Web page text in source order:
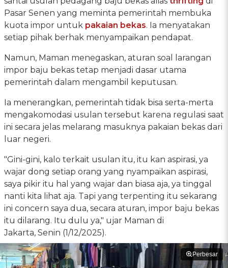
Pasar Senen yang meminta pemerintah membuka
kuota impor untuk pakaian bekas. Ia menyatakan
setiap pihak berhak menyampaikan pendapat.
Namun, Maman menegaskan, aturan soal larangan
impor baju bekas tetap menjadi dasar utama
pemerintah dalam mengambil keputusan.
Ia menerangkan, pemerintah tidak bisa serta-merta
mengakomodasi usulan tersebut karena regulasi saat
ini secara jelas melarang masuknya pakaian bekas dari
luar negeri.
"Gini-gini, kalo terkait usulan itu, itu kan aspirasi, ya
wajar dong setiap orang yang nyampaikan aspirasi,
saya pikir itu hal yang wajar dan biasa aja, ya tinggal
nanti kita lihat aja. Tapi yang terpenting itu sekarang
ini concern saya dua, secara aturan, impor baju bekas
itu dilarang. Itu dulu ya," ujar Maman di
Jakarta, Senin (1/12/2025).
Perbesar